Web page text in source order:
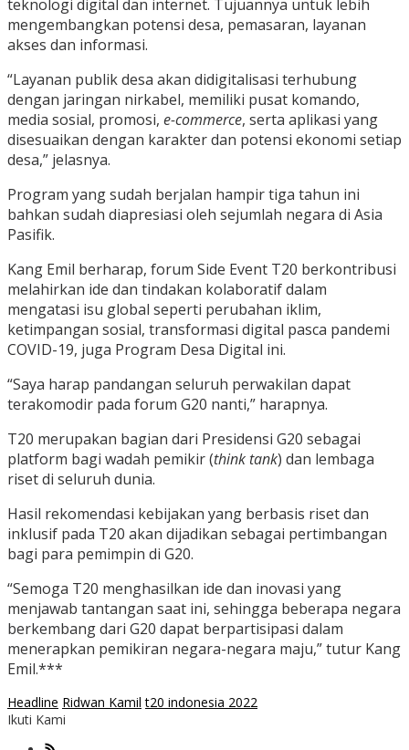
teknologi digital dan internet. Tujuannya untuk lebih
mengembangkan potensi desa, pemasaran, layanan
akses dan informasi.
“Layanan publik desa akan didigitalisasi terhubung
dengan jaringan nirkabel, memiliki pusat komando,
media sosial, promosi, e-commerce, serta aplikasi yang
disesuaikan dengan karakter dan potensi ekonomi setiap
desa,” jelasnya.
Program yang sudah berjalan hampir tiga tahun ini
bahkan sudah diapresiasi oleh sejumlah negara di Asia
Pasifik.
Kang Emil berharap, forum Side Event T20 berkontribusi
melahirkan ide dan tindakan kolaboratif dalam
mengatasi isu global seperti perubahan iklim,
ketimpangan sosial, transformasi digital pasca pandemi
COVID-19, juga Program Desa Digital ini.
“Saya harap pandangan seluruh perwakilan dapat
terakomodir pada forum G20 nanti,” harapnya.
T20 merupakan bagian dari Presidensi G20 sebagai
platform bagi wadah pemikir (think tank) dan lembaga
riset di seluruh dunia.
Hasil rekomendasi kebijakan yang berbasis riset dan
inklusif pada T20 akan dijadikan sebagai pertimbangan
bagi para pemimpin di G20.
“Semoga T20 menghasilkan ide dan inovasi yang
menjawab tantangan saat ini, sehingga beberapa negara
berkembang dari G20 dapat berpartisipasi dalam
menerapkan pemikiran negara-negara maju,” tutur Kang
Emil.***
Headline Ridwan Kamil t20 indonesia 2022
Ikuti Kami